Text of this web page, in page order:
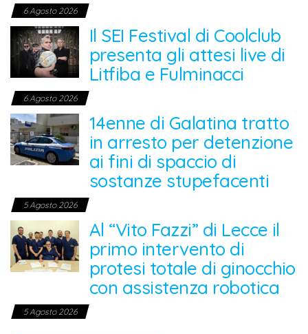
6 Agosto 2026
Il SEI Festival di Coolclub
presenta gli attesi live di
Litfiba e Fulminacci
6 Agosto 2026
14enne di Galatina tratto
in arresto per detenzione
ai fini di spaccio di
sostanze stupefacenti
5 Agosto 2026
Al “Vito Fazzi” di Lecce il
primo intervento di
protesi totale di ginocchio
con assistenza robotica
5 Agosto 2026